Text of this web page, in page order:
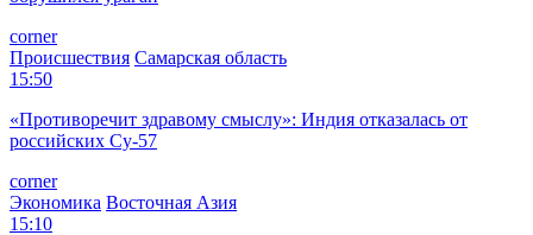
corner
Происшествия Самарская область
15:50
«Противоречит здравому смыслу»: Индия отказалась от
российских Су-57
corner
Экономика Восточная Азия
15:10